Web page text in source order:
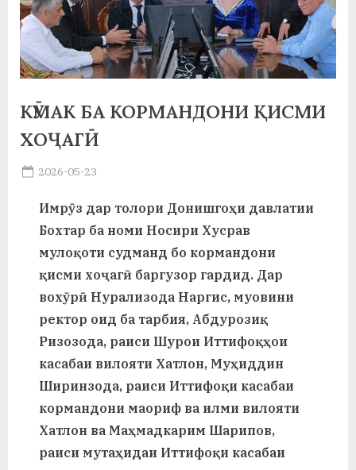
а
н
о
м
и
с
КӮМАК БА КОРМАНДОНИ ҚИСМИ
ХОҶАГӢ
Posted
2026-05-23
Имрӯз дар толори Донишгоҳи давлатии
Бохтар ба номи Носири Хусрав
мулоқоти судманд бо кормандони
қисми хоҷагӣ баргузор гардид. Дар
вохӯрӣ Нурализода Наргис, муовини
ректор оид ба тарбия, Абдурозиқ
Ризозода, раиси Шурои Иттифоқҳои
касабаи вилояти Хатлон, Муҳиддин
Ширинзода, раиси Иттифоқи касабаи
кормандони маориф ва илми вилояти
Хатлон ва Маҳмадкарим Шарипов,
раиси мутаҳидаи Иттифоқи касабаи